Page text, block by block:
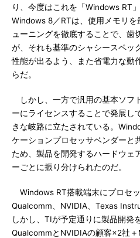
り、今度はこれを「Windows RT
Windows 8／RTは、使用メモリ
ューニングを徹底することで、歯
が、それも基準のシャシースペッ
性能が出るよう、また省電力な動
らだ。
しかし、一方で汎用の基本ソフ
ーにライセンスすることで発展
きな岐路に立たされている。
ケーションプロセッサベンダーと
ため、製品を開発するハードウェ
ーごとに振り分けられたのだ。
Windows RT搭載端末にプロセッ
Qualcomm、NVIDIA、Texas
しかし、TIが予定通りに製品開発
QualcommとNVIDIAの顧客×2社